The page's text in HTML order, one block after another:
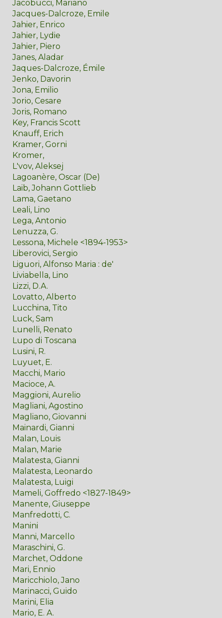
Jacobucci, Mariano
Jacques-Dalcroze, Emile
Jahier, Enrico
Jahier, Lydie
Jahier, Piero
Janes, Aladar
Jaques-Dalcroze, Émile
Jenko, Davorin
Jona, Emilio
Jorio, Cesare
Joris, Romano
Key, Francis Scott
Knauff, Erich
Kramer, Gorni
Kromer,
L'vov, Aleksej
Lagoanère, Oscar (De)
Laib, Johann Gottlieb
Lama, Gaetano
Leali, Lino
Lega, Antonio
Lenuzza, G.
Lessona, Michele <1894-1953>
Liberovici, Sergio
Liguori, Alfonso Maria : de'
Liviabella, Lino
Lizzi, D.A.
Lovatto, Alberto
Lucchina, Tito
Luck, Sam
Lunelli, Renato
Lupo di Toscana
Lusini, R.
Luyuet, E.
Macchi, Mario
Macioce, A.
Maggioni, Aurelio
Magliani, Agostino
Magliano, Giovanni
Mainardi, Gianni
Malan, Louis
Malan, Marie
Malatesta, Gianni
Malatesta, Leonardo
Malatesta, Luigi
Mameli, Goffredo <1827-1849>
Manente, Giuseppe
Manfredotti, C.
Manini
Manni, Marcello
Maraschini, G.
Marchet, Oddone
Mari, Ennio
Maricchiolo, Jano
Marinacci, Guido
Marini, Elia
Mario, E. A.